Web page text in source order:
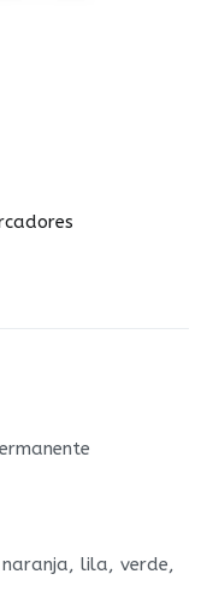
naranja, lila, verde,